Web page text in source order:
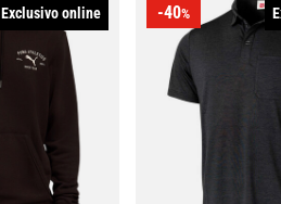
Exclusivo online -40%